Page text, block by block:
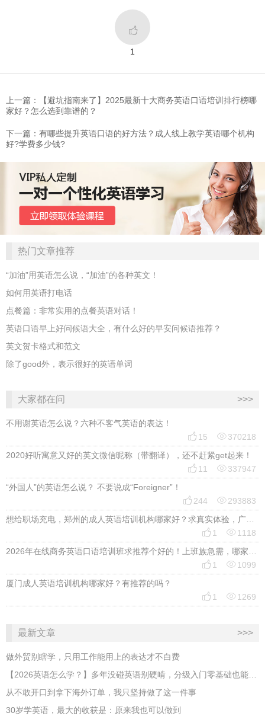

1
上一篇：【避坑指南来了】2025最新十大商务英语口语培训排行榜哪
家好？怎么选到靠谱的？
下一篇：有哪些提升英语口语的好方法？成人线上教学英语哪个机构
好?学费多少钱?
热门文章推荐
“加油”用英语怎么说，“加油”的各种英文！
如何用英语打电话
点餐篇：非常实用的点餐英语对话！
英语口语早上好问候语大全，有什么好的早安问候语推荐？
英文贺卡格式和范文
除了good外，表示很好的英语单词
大家都在问 >>>
不用谢英语怎么说？六种不客气英语的表达！
 15 370218
2020好听寓意又好的英文微信昵称（带翻译），还不赶紧get起来！
 11 337947
“外国人”的英语怎么说？ 不要说成“Foreigner”！
 244 293883
 1 1118
 1 1099
厦门成人英语培训机构哪家好？有推荐的吗？
 1 1269
最新文章 >>>
做外贸别瞎学，只用工作能用上的表达才不白费
从不敢开口到拿下海外订单，我只坚持做了这一件事
30岁学英语，最大的收获是：原来我也可以做到